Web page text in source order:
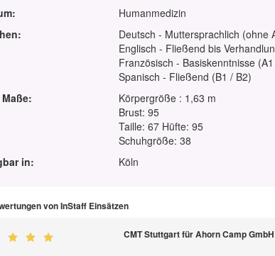
Humanmedizin
Deutsch - Muttersprachlich (ohne
Englisch - Fließend bis
Französisch - Basiskenntnisse
Spanisch - Fließend (B1 / B2)
Körpergröße : 1,63 m
Brust: 95
Taille: 67 Hüfte: 95
Schuhgröße: 38
in:
Köln
von InStaff Einsätzen
CMT Stuttgart für Ahorn Camp